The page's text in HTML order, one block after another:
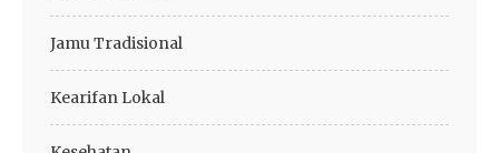
Jamu Tradisional
Kearifan Lokal